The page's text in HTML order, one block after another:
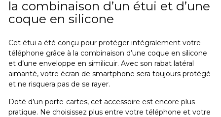
la combinaison d’un étui et d’une
coque en silicone
Cet étui a été conçu pour protéger intégralement votre
téléphone grâce à la combinaison d’une coque en silicone
et d’une enveloppe en similicuir. Avec son rabat latéral
aimanté, votre écran de smartphone sera toujours protégé
et ne risquera pas de se rayer.
Doté d’un porte-cartes, cet accessoire est encore plus
pratique. Ne choisissez plus entre votre téléphone et votre